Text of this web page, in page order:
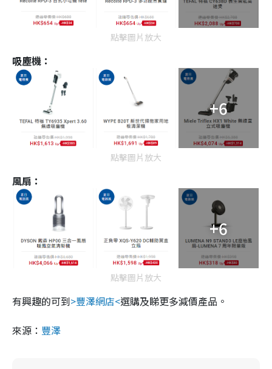
點擊圖片放大
吸塵機：
+6
點擊圖片放大
風扇：
+6
點擊圖片放大
有興趣的可到>豐澤網店<選購及睇更多減價產品。
來源： 豐澤